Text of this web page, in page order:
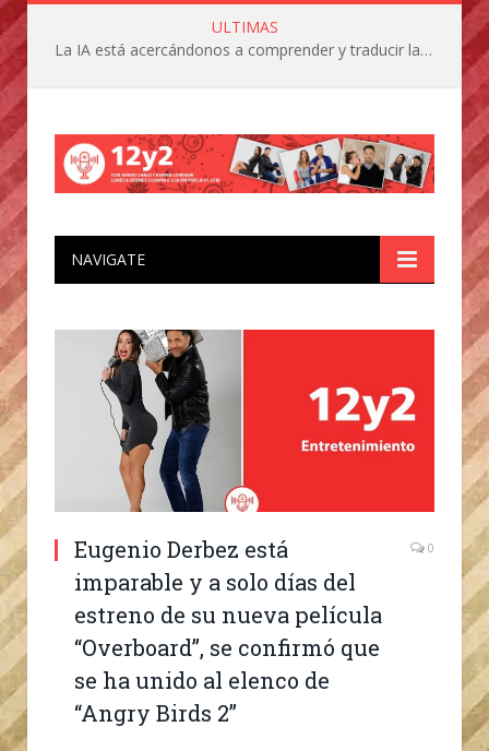
ULTIMAS
La IA está acercándonos a comprender y traducir las vocalizaciones y comportamientos de nuestras mascotas
NAVIGATE
Eugenio Derbez está
imparable y a solo días del
estreno de su nueva película
“Overboard”, se confirmó que
se ha unido al elenco de
“Angry Birds 2”
0